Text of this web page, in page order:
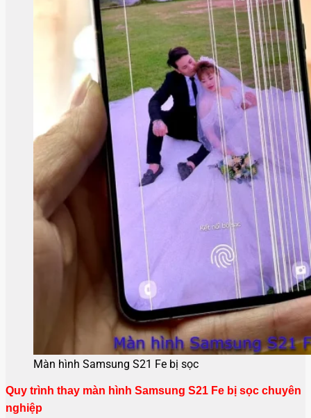
Màn hình Samsung S21 Fe bị sọc
Quy trình thay màn hình Samsung S21 Fe bị sọc chuyên
nghiệp